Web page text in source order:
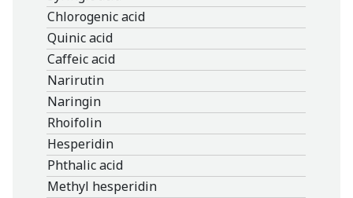
Chlorogenic acid
Quinic acid
Caffeic acid
Narirutin
Naringin
Rhoifolin
Hesperidin
Phthalic acid
Methyl hesperidin